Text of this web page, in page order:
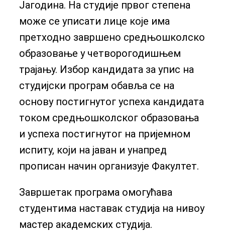
Јагодина. На студије првог степена
може се уписати лице које има
претходно завршено средњошколско
образовање у четворогодишњем
трајању. Избор кандидата за упис на
студијски програм обавља се на
основу постигнутог успеха кандидата
током средњошколског образовања
и успеха постигнутог на пријемном
испиту, који на јаван и унапред
прописан начин организује Факултет.
Завршетак програма омогућава
студентима наставак студија на нивоу
мастер академских студија.